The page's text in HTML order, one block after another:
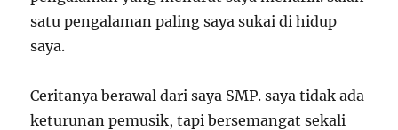
satu pengalaman paling saya sukai di hidup
saya.
Ceritanya berawal dari saya SMP. saya tidak ada
keturunan pemusik, tapi bersemangat sekali